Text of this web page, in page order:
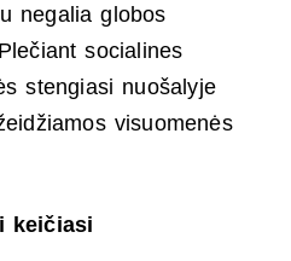
negalia globos
socialines
stengiasi nuošalyje
visuomenės
keičiasi